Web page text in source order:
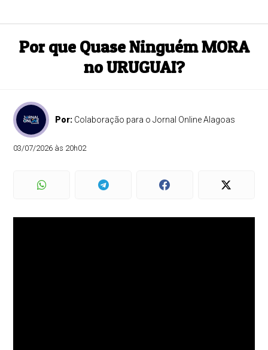
Por que Quase Ninguém MORA
no URUGUAI?
Por: Colaboração para o Jornal Online Alagoas
03/07/2026 às 20h02